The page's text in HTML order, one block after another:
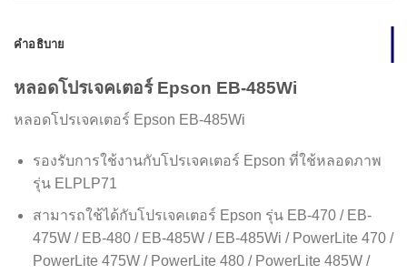
คำอธิบาย
หลอดโปรเจคเตอร์ Epson EB-485Wi
หลอดโปรเจคเตอร์ Epson EB-485Wi
รองรับการใช้งานกับโปรเจคเตอร์ Epson ที่ใช้หลอดภาพ
รุ่น ELPLP71
สามารถใช้ได้กับโปรเจคเตอร์ Epson รุ่น EB-470 / EB-
475W / EB-480 / EB-485W / EB-485Wi / PowerLite 470 /
PowerLite 475W / PowerLite 480 / PowerLite 485W /